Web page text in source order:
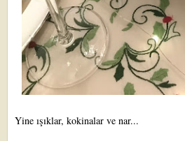
Yine ışıklar, kokinalar ve nar...